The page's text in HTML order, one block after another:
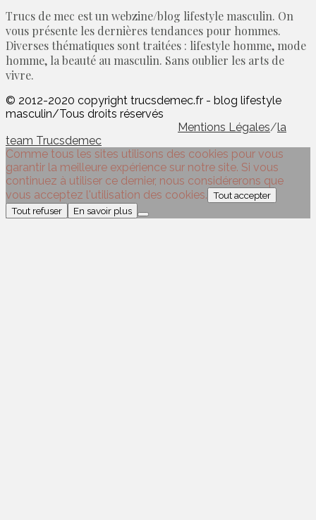
Trucs de mec est un webzine/blog lifestyle masculin. On
vous présente les dernières tendances pour hommes.
Diverses thématiques sont traitées : lifestyle homme, mode
homme, la beauté au masculin. Sans oublier les arts de
vivre.
© 2012-2020 copyright trucsdemec.fr - blog lifestyle
masculin/Tous droits réservés
Mentions Légales/la
team Trucsdemec
Comme tous les sites utilisons des cookies pour vous
garantir la meilleure expérience sur notre site. Si vous
continuez à utiliser ce dernier, nous considérerons que
vous acceptez l'utilisation des cookies. Tout accepter
Tout refuser
En savoir plus